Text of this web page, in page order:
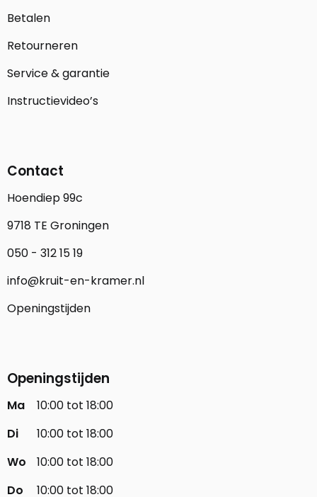
Betalen
Retourneren
Service & garantie
Instructievideo’s
Contact
Hoendiep 99c
9718 TE Groningen
050 - 312 15 19
info@kruit-en-kramer.nl
Openingstijden
Openingstijden
Ma
10:00 tot 18:00
Di
10:00 tot 18:00
Wo
10:00 tot 18:00
Do
10:00 tot 18:00